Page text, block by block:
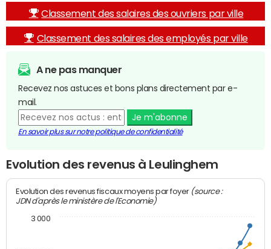
Classement des salaires des ouvriers par ville
Classement des salaires des employés par ville
A ne pas manquer
Recevez nos astuces et bons plans directement par e-
mail.
Je m'abonne
En savoir plus sur notre politique de confidentialité
Evolution des revenus à Leulinghem
Evolution des revenus fiscaux moyens par foyer (source :
JDN d'après le ministère de l'Economie)
3 000